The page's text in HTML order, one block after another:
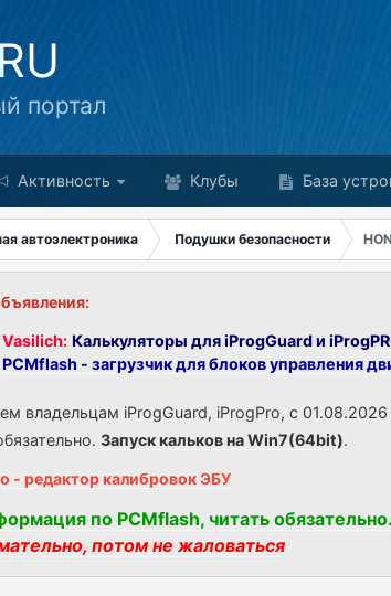
портал
Активность Клубы База
автоэлектроника Подушки безопасности
Калькуляторы для iProgGuard и
PCMflash - загрузчик для блоков управления
владельцам iProgGuard, iProgPro, с
Запуск кальков на Win7(64bit).
- редактор калибровок ЭБУ
по PCMflash, читать обязательно.
потом не жаловаться